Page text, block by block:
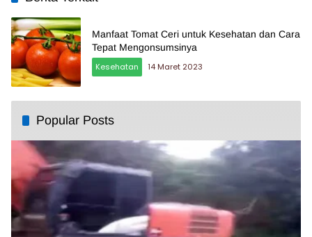
Manfaat Tomat Ceri untuk Kesehatan dan Cara
Tepat Mengonsumsinya
Kesehatan
14 Maret 2023
Popular Posts